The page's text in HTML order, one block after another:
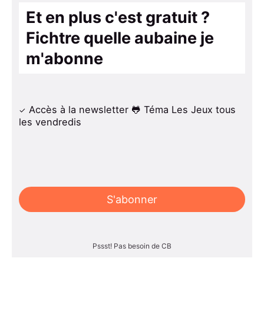
Et en plus c'est gratuit ?
Fichtre quelle aubaine je
m'abonne
Accès à la newsletter 🐸 Téma Les Jeux tous
les vendredis
S'abonner
Pssst! Pas besoin de CB